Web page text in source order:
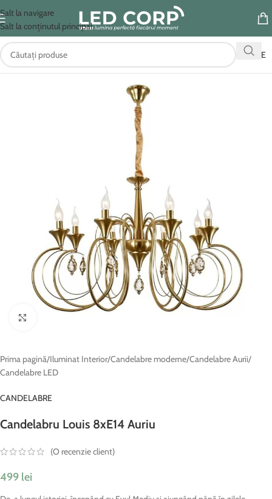
Salt la navigare
Salt la conținutul principal
OFERTE
Prima pagină/Iluminat Interior/Candelabre moderne/Candelabre Aurii/
Candelabre LED
CANDELABRE
Candelabru Louis 8xE14 Auriu
(O recenzie client)
499 lei